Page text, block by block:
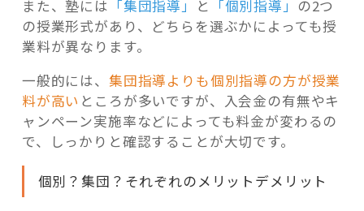
また、塾には 「集団指導」 と 「個別指導」 の2つ
の授業形式があり、どちらを選ぶかによっても授
業料が異なります。
一般的には、 集団指導よりも個別指導の方が授業
料が高い ところが多いですが、入会金の有無やキ
ャンペーン実施率などによっても料金が変わるの
で、しっかりと確認することが大切です。
個別？集団？それぞれのメリットデメリット